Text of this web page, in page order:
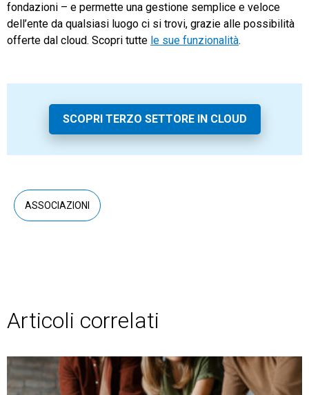
fondazioni – e permette una gestione semplice e veloce
dell’ente da qualsiasi luogo ci si trovi, grazie alle possibilità
offerte dal cloud. Scopri tutte le sue funzionalità.
SCOPRI TERZO SETTORE IN CLOUD
ASSOCIAZIONI
Articoli correlati